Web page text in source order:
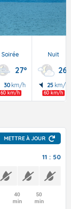
Soirée
27°
30 km/h
60 km/h
Nuit
26°
25 km/h
60 km/h
METTRE À JOUR
11 : 50
40
min
50
min